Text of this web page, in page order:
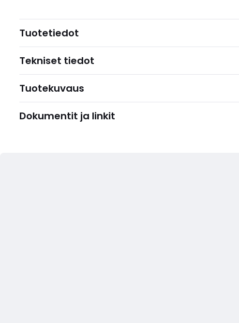
Tuotetiedot
Tekniset tiedot
Tuotekuvaus
Dokumentit ja linkit